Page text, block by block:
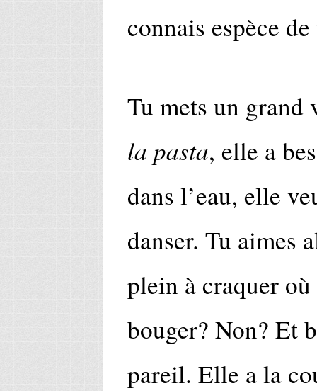
connais espèce
Tu mets un grand
la pasta, elle a
dans l’eau, elle
danser. Tu aimes
plein à craquer
bouger? Non? Et
pareil. Elle a la